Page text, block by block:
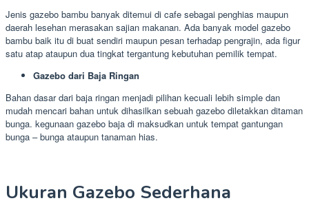
Jenis gazebo bambu banyak ditemui di cafe sebagai penghias maupun
daerah lesehan merasakan sajian makanan. Ada banyak model gazebo
bambu baik itu di buat sendiri maupun pesan terhadap pengrajin, ada figur
satu atap ataupun dua tingkat tergantung kebutuhan pemilik tempat.
Gazebo dari Baja Ringan
Bahan dasar dari baja ringan menjadi pilihan kecuali lebih simple dan
mudah mencari bahan untuk dihasilkan sebuah gazebo diletakkan ditaman
bunga. kegunaan gazebo baja di maksudkan untuk tempat gantungan
bunga – bunga ataupun tanaman hias.
Ukuran Gazebo Sederhana